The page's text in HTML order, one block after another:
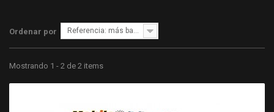
Ordenar por Referencia: más bajo primero
Mostrando 1 - 2 de 2 items